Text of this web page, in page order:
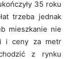
35 roku
trzeba jednak
mieszkanie nie
i ceny za metr
z rynku